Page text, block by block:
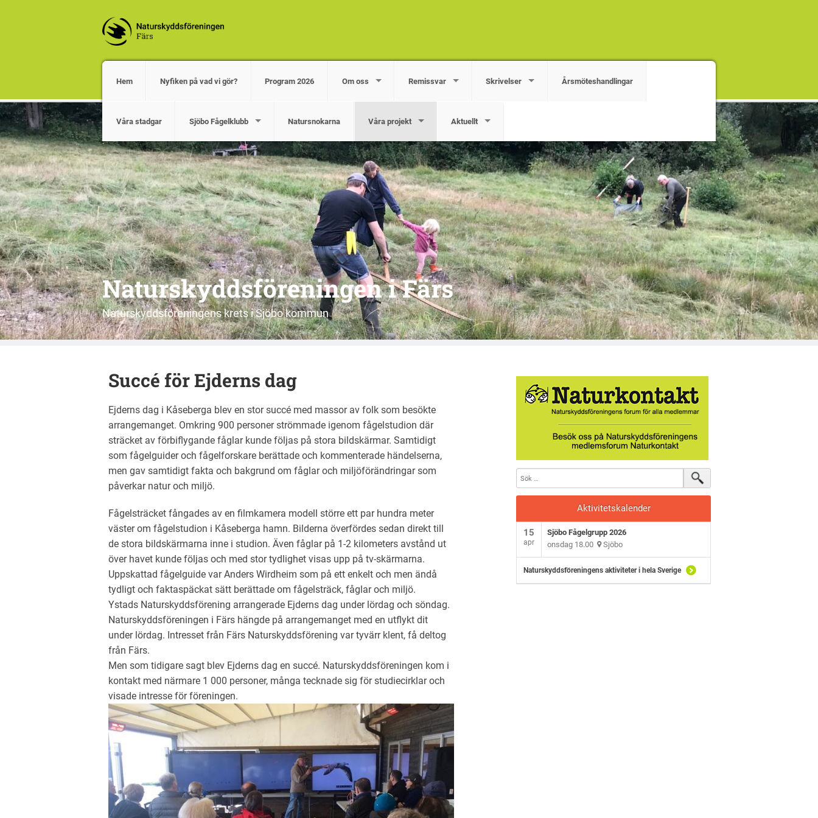
Hem Nyfiken på vad vi gör? Program 2026 Om oss Remissvar Skrivelser Årsmöteshandlingar
Våra stadgar Sjöbo Fågelklubb Natursnokarna Våra projekt Aktuellt
Naturskyddsföreningen i Färs
Naturskyddsföreningens krets i Sjöbo kommun
Succé för Ejderns dag
Ejderns dag i Kåseberga blev en stor succé med massor av folk som besökte
arrangemanget. Omkring 900 personer strömmade igenom fågelstudion där
sträcket av förbiflygande fåglar kunde följas på stora bildskärmar. Samtidigt
som fågelguider och fågelforskare berättade och kommenterade händelserna,
men gav samtidigt fakta och bakgrund om fåglar och miljöförändringar som
påverkar natur och miljö.
Fågelsträcket fångades av en filmkamera modell större ett par hundra meter
väster om fågelstudion i Kåseberga hamn. Bilderna överfördes sedan direkt till
de stora bildskärmarna inne i studion. Även fåglar på 1-2 kilometers avstånd ut
över havet kunde följas och med stor tydlighet visas upp på tv-skärmarna.
Uppskattad fågelguide var Anders Wirdheim som på ett enkelt och men ändå
tydligt och faktaspäckat sätt berättade om fågelsträck, fåglar och miljö.
Ystads Naturskyddsförening arrangerade Ejderns dag under lördag och söndag.
Naturskyddsföreningen i Färs hängde på arrangemanget med en utflykt dit
under lördag. Intresset från Färs Naturskyddsförening var tyvärr klent, få deltog
från Färs.
Men som tidigare sagt blev Ejderns dag en succé. Naturskyddsföreningen kom i
kontakt med närmare 1 000 personer, många tecknade sig för studiecirklar och
visade intresse för föreningen.
Aktivitetskalender
15
apr
Sjöbo Fågelgrupp 2026
onsdag 18.00 Sjöbo
Naturskyddsföreningens aktiviteter i hela Sverige